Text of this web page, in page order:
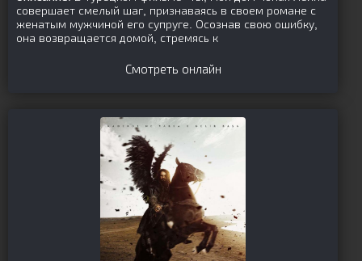
совершает смелый шаг, признаваясь в своем романе с
женатым мужчиной его супруге. Осознав свою ошибку,
она возвращается домой, стремясь к
Смотреть онлайн